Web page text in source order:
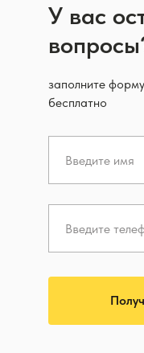
У вас
заполните
бесплатно